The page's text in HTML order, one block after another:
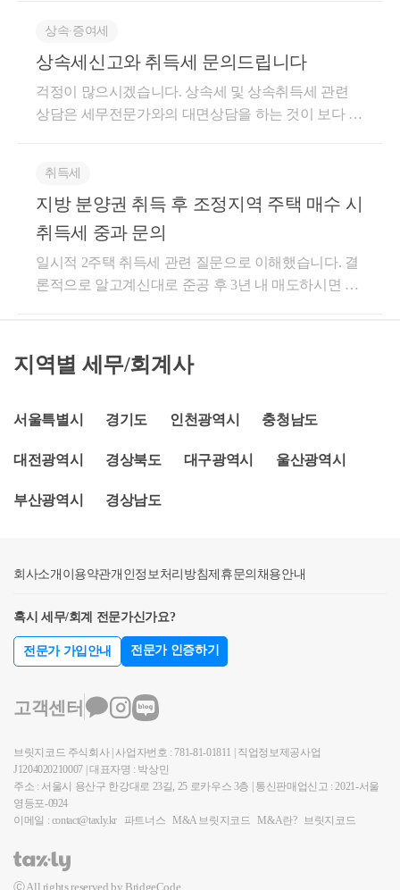
표2)을 피상속인의 보유,거주기간을 기준으로 판단 후,
보유,거주기간을 기산하여 적용합니다.간단한 예를 들
어보겠습니다.공통가정: 상속주택은 비과세 요건을 충
족하였음.&lt;사례 1&gt;*피상속인의 거주,보유기간 :
한 기간을 토대로 보면장기보유특별공제율 표2를 적
용할 수 있습니다.둘째로, 상속인은보유만 4년하였고,
거주를 하지 않았습니다.따라서,장기보유특별공제율
4%) = 16%]&lt;사례2&gt;*피상속인의 거주, 보유기간 :
보유기간 3년, 거주하지 않았음*상속인의 거주, 보유
보유특별공제율 표1을 적용할 수 있습니다.둘째로, 상
4년 x 2%) + (거주 0년 x 2%)=8%](4) 주의일반주택을 보
은 상속주택을 5년이내 양도할 경우 중과배제된다는
사실을, 5년 이내 양도하면 1주택으로 보아 비과세 적
당주택을 취득한 시점부터 보유 및 거주기간을 기산하
도, 상속이 개시되어 다주택자가 되어 비과세가 불가
능한 경우가 발생할 수 있습니다.다만, 다음의 요건을
갖춘 일반주택의 경우, 상속을 받아 2주택자가 되어도
일반주택 양도 시 비과세를 적용받을 수 있습니다.*비
과세 요건(거주 및 보유)을 모두 충족한 일반주택을 가
상속개시 당시 보유하고 있던 일반주택일 것. (2013년
2월 14일 이전 취득한 일반주택은 상속개시 당시 보유
하지 않아도 됨) 3) 상속개시일부터 소급하여 2년 이내
에 피상속인으로부터 증여받은 주택에 해당하지 않을
것.위 요건을 충족한 경우, 상속개시일부터 5년이내라
는기간제한 없이언제든 양도하여도 비과세를 적용받
습니다.○ 화해조서·인낙조서(취득일부터 60일 이내에
계약이 해제된 사실이 입증)○ 공정증서(취득일부터 60
일 이내에 공증받은 경우)○ 계약해제신고서(취득일부
사실상 취득가액을 적용하는 경우로서 사실상 잔금지
급일(부동산거래신고에 의하여 검증이 이루어진 취득
실상 사용승인일 중 빠른 날​여기서 이번 글을 마치겠
습니다.감사합니다.
상 상담)- 지식공유플랫폼 '아하' 세무/회계 1위 (98,000
건 이상 답변 및 337만건 이상 공유)- KB금융 콘텐츠
필진- 한국경제필진- 서울시 마을세무사- ㈜코스맥스
세무팀- ㈜현대중공업 세무기획팀- ㈜iMBC 재무회계
을 적용받으셨다면 시가표준액은 약 1.8억~2억 원 수
경우: 무조건 주택 수에서 제외됩니다.시가표준액 1억
초과 ~ 2억 이하인 경우: 2025년 4월 개정안에 따라 **
비수도권 및 인구감소지역(양평군 포함)**의 공시가격
역 요건에 해당하여 이 혜택을 받을 가능성이 큽니다.
2. 서울 아파트 매수 시 취득세율 (일반세율 적용)질문
자님이 걱정하시는 '다주택자 중과(8~12%)'는 다음의
경우에만 해당됩니다.현재 1주택 상태에서 서울(조정
대상지역) 주택을 추가 매수하여 2주택자가 될 때: 최
근 서울 전역이 다시 규제지역으로 지정되었지만, 일
울 아파트를 사면서 **"3년 이내에 양평 주택을 처분하
겠다"**는 조건(일시적 2주택)을 갖추면 서울 아파트
용받습니다.3. 최종 요약 및 행동 가이드주택 수 확인:
인해보세요. 1억 원 이하(또는 지방 저가주택 기준인 2
억 이하)라면 서울 아파트 매수 시 질문자님은 세법상
반세율이 적용됩니다. (지방교육세 등 포함 시 약 3.3%)
가표준액 증빙 자료를 제출하여 주택 수 제외 항목임
을 미리 말씀하시면 정확한 고지서를 받으실 수 있습
니다.
율에서 중과기준세율을 뺀 세율로 산출한 금액을 그
세액으로 하되, 제11조제1항제8호에 따른 주택의 취득
에 대한 취득세는 해당 세율에 100분의 50을 곱한 세율
을 적용하여 산출한 금액을 그 세액으로 한다. 2. 상속
으로 인한 취득 중 다음 각 목의 어느 하나에 해당하는
움이 되셨길 바랍니다. 감사합니다.
율은 다주택자 중과세율, 증여 중과세율을 의미하기
에,,, 상속 취득세율도 개정될지는 미지수입니다.
상속∙증여세
상속세신고와 취득세 문의드립니다
걱정이 많으시겠습니다. 상속세 및 상속취득세 관련
상담은 세무전문가와의 대면상담을 하는 것이 보다 정
상속인 (어머니, 딸)이 법정 상속분대로 취득하였음 [2]
상속세 신고를 하였으나, 쟁점부동산을 7.5억으로 신
고하였음 [3] 신고 결정기한(1년내) 내에서 세무서로부
당시 채무 2.7억이 존재함. -위 사항일시 해당 재산평가
의 정정으로 인하여 상속세가 추가발생하는지 여부와
망시점(사망개시일-성립시기)가 중요합니다. 해당 시
이미 확보하고 있는 차원에서 위 사항에서는 상속세의
= 8.6억 + 1억(기타잔여재산) = 9.6억 ㄴ) 채무공제 = 2.7
억 ㄷ) 일괄공제 + 배우자공제 = 10억 이라고 가정시 위
할 경우에는 위 버퍼(3.1억)을 초과하게 될시 해당 세금
물건에 대한 취득세의 경우, 사망시점이 중요합니다.
취득세의 경우 과거에는 시가표준액이라는 과세표준
인정액이라는 과세표준을 활용합니다. 다만, 시가인정
액 규정이 적용될지라도 이는 상속은 제외하고 있다는
세법에서 적용되는 개념으로 국세의 개념과 달리하지
만, 거의 유사합니다. 현재 위 상속세 관할 세무서로부
터 해당 부동산 가액에 대한 경정을 통해 확인하게되
었을시에는 지방세 관할 담당자에게 과세자료를 이관
할 확률이 높습니다. 아무래도 당초 3 억에 대한 신고
가액을 과소신고하였다는 점에서 취득세의 추징이 발
취득세
지방 분양권 취득 후 조정지역 주택 매수 시
취득세 중과 문의
일시적 2주택 취득세 관련 질문으로 이해했습니다. 결
론적으로 알고계신대로 준공 후 3년 내 매도하시면 중
은 현재 주택의 실체가 없기 때문에 취득 후 3년 내 매
도 또는, 준공 후 3년 내 매도하시면 일시적 2주택 취득
가적인 혜택은 일단 준공 후 미분양 주택 관련 혜택은
관련 감면은 불가능합니다. 감사합니다. ^^
지역별 세무/회계사
서울특별시 경기도 인천광역시 충청남도
대전광역시 경상북도 대구광역시 울산광역시
부산광역시 경상남도
회사소개 이용약관개인정보처리방침제휴문의 채용안내
혹시 세무/회계 전문가신가요?
전문가 가입안내 전문가 인증하기
고객센터
브릿지코드 주식회사 | 사업자번호 : 781-81-01811 | 직업정보제공사업
J1204020210007 | 대표자명 : 박상민
주소 : 서울시 용산구 한강대로 23길, 25 로카우스 3층 | 통신판매업신고 : 2021-서울
영등포-0924
이메일 : contact@taxly.kr
파트너스 M&A 브릿지코드 M&A란? 브릿지코드
Ⓒ All rights reserved by BridgeCode.